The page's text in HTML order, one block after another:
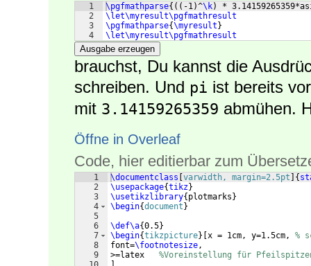
1
2
3
4
\pgfmathparse{(( -1)^\k)
*
\let\myresult\pgfmathresult
\pgfmathparse{\myresult }
\let\myresult\pgfmathresult
Ausgabe erzeugen
brauchst, Du kannst die
schreiben. Und pi ist bereits
mit 3.14159265359 abmühen.
Öffne in Overleaf
Code, hier editierbar zum
1
2
3
4
5
6
7
8
9
\documentclass varwidth, margin=2.5pt {
\usepackage{tikz}
\usetikzlibrary{ plotmarks }
\begin{document }
\def\a{0.5}
\begin{tikzpicture} x = 1cm, y=1.5cm, %
font=\footnotesize,
>=latex %Voreinstellung für